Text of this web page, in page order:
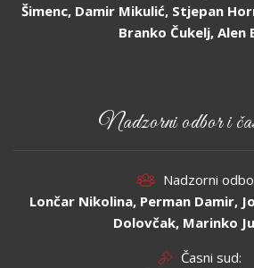
Šimenc, Damir Mikulić, Stjepan
Branko Čukelj, Alen
Nadzorni odbor i
Nadzorni
Lončar Nikolina, Perman Damir,
Dolovčak, Marinko
Časni sud: